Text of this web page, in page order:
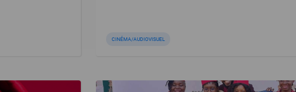
CINÉMA/AUDIOVISUEL